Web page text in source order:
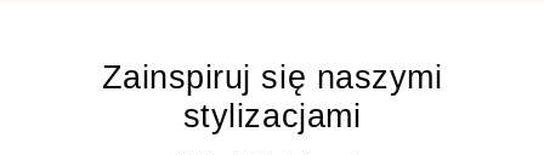
Zainspiruj się naszymi
stylizacjami